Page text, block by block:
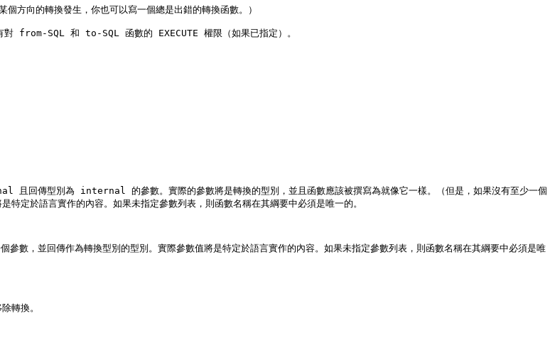
方向的轉換發生，你也可以寫一個總是出錯的轉換函數。）
對 from-SQL 和 to-SQL 函數的 EXECUTE 權限（如果已指定）。
且回傳型別為 internal 的參數。實際的參數將是轉換的型別，並且函數應該被撰寫為就像它一樣。（但是，如果沒有至少一個
語言實作的內容。如果未指定參數列表，則函數名稱在其綱要中必須是唯一的。
，並回傳作為轉換型別的型別。實際參數值將是特定於語言實作的內容。如果未指定參數列表，則函數名稱在其綱要中必須是唯
換。